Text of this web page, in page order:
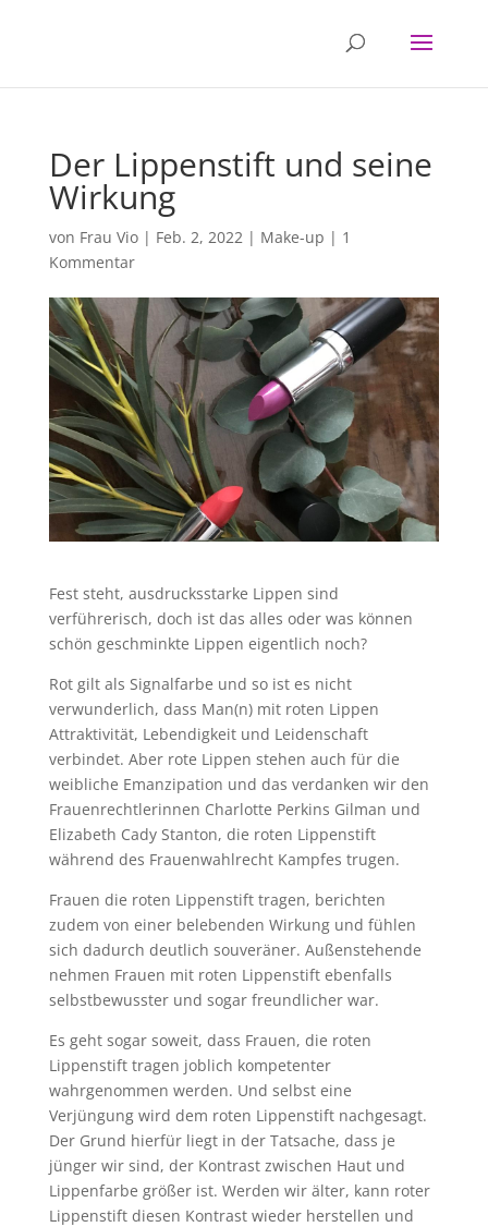
Der Lippenstift und seine
Wirkung
von Frau Vio| Feb. 2, 2022| Make-up | 1
Kommentar
Fest steht, ausdrucksstarke Lippen sind
verführerisch, doch ist das alles oder was können
schön geschminkte Lippen eigentlich noch?
Rot gilt als Signalfarbe und so ist es nicht
verwunderlich, dass Man(n) mit roten Lippen
Attraktivität, Lebendigkeit und Leidenschaft
verbindet. Aber rote Lippen stehen auch für die
weibliche Emanzipation und das verdanken wir den
Frauenrechtlerinnen Charlotte Perkins Gilman und
Elizabeth Cady Stanton, die roten Lippenstift
während des Frauenwahlrecht Kampfes trugen.
Frauen die roten Lippenstift tragen, berichten
zudem von einer belebenden Wirkung und fühlen
sich dadurch deutlich souveräner. Außenstehende
nehmen Frauen mit roten Lippenstift ebenfalls
selbstbewusster und sogar freundlicher war.
Es geht sogar soweit, dass Frauen, die roten
Lippenstift tragen joblich kompetenter
wahrgenommen werden. Und selbst eine
Verjüngung wird dem roten Lippenstift nachgesagt.
Der Grund hierfür liegt in der Tatsache, dass je
jünger wir sind, der Kontrast zwischen Haut und
Lippenfarbe größer ist. Werden wir älter, kann roter
Lippenstift diesen Kontrast wieder herstellen und